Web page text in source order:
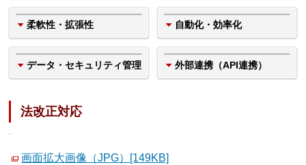
柔軟性・拡張性 自動化・効率化
データ・セキュリティ管理 外部連携（API連携）
法改正対応
画面拡大画像（JPG）[149KB]